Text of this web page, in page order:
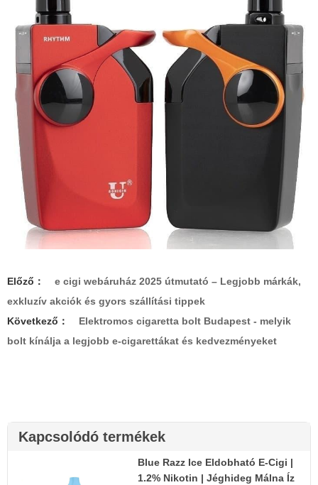
Előző：
e cigi webáruház 2025 útmutató – Legjobb márkák,
exkluzív akciók és gyors szállítási tippek
Következő：
Elektromos cigaretta bolt Budapest - melyik
bolt kínálja a legjobb e-cigarettákat és kedvezményeket
Kapcsolódó termékek
Blue Razz Ice Eldobható E-Cigi |
1.2% Nikotin | Jéghideg Málna Íz